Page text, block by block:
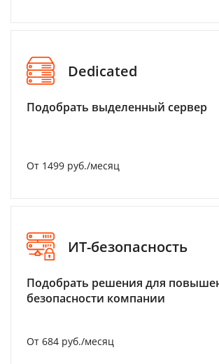
Dedicated
Подобрать выделенный сервер
От 1499 руб./месяц
ИТ-безопасность
Подобрать решения для
безопасности компании
От 684 руб./месяц